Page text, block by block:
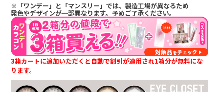
※「ワンデー」と「マンスリー」では、製造工場が異なるため
発色やデザインが一部異なります。予めご了承ください。
3箱カートに追加いただくと自動で割引が適用され1箱分が無料にな
ります。